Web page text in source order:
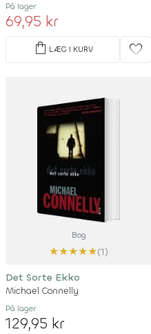
På lager
69,95 kr
shopping_bag LÆG I KURV favorite
Bog
★★★★★(1)
Det Sorte Ekko
Michael Connelly
På lager
129,95 kr